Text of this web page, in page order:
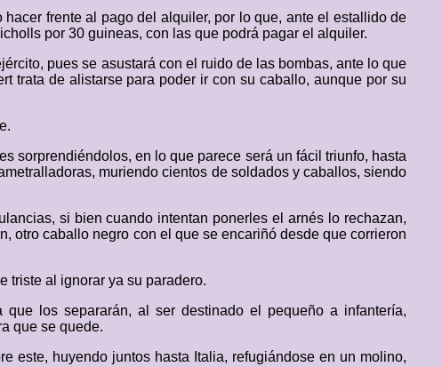
frente al pago del alquiler, por lo que, ante el estallido de
por 30 guineas, con las que podrá pagar el alquiler.
pues se asustará con el ruido de las bombas, ante lo que
trata de alistarse para poder ir con su caballo, aunque por su
sorprendiéndolos, en lo que parece será un fácil triunfo, hasta
muriendo cientos de soldados y caballos, siendo
si bien cuando intentan ponerles el arnés lo rechazan,
otro caballo negro con el que se encariñó desde que corrieron
triste al ignorar ya su paradero.
los separarán, al ser destinado el pequeño a infantería,
que se quede.
este, huyendo juntos hasta Italia, refugiándose en un molino,